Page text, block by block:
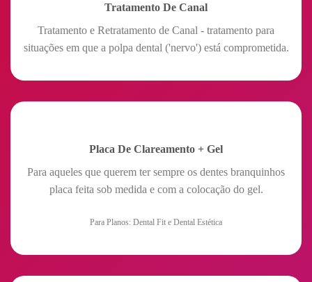
Tratamento De Canal
Tratamento e Retratamento de Canal - tratamento para
situações em que a polpa dental ('nervo') está comprometida.
Placa De Clareamento + Gel
Para aqueles que querem ter sempre os dentes branquinhos
placa feita sob medida e com a colocação do gel.
Para Planos: Dental Fit e Dental Estética